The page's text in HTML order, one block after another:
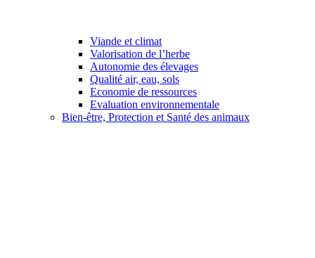
Viande et climat
Valorisation de l’herbe
Autonomie des élevages
Qualité air, eau, sols
Economie de ressources
Evaluation environnementale
Bien-être, Protection et Santé des animaux